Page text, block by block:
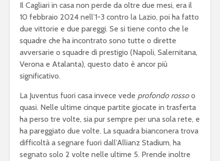
Il Cagliari in casa non perde da oltre due mesi, era il
10 febbraio 2024 nell’1-3 contro la Lazio, poi ha fatto
due vittorie e due pareggi. Se si tiene conto che le
squadre che ha incontrato sono tutte o dirette
avversarie o squadre di prestigio (Napoli, Salernitana,
Verona e Atalanta), questo dato è ancor più
significativo.
La Juventus fuori casa invece vede profondo rossoo
quasi. Nelle ultime cinque partite giocate in trasferta
ha perso tre volte, sia pur sempre per una sola rete, e
ha pareggiato due volte. La squadra bianconera trova
difficoltà a segnare fuori dall’Allianz Stadium, ha
segnato solo 2 volte nelle ultime 5. Prende inoltre